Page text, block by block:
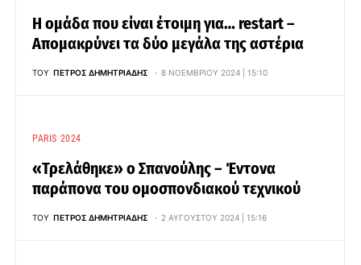
Η ομάδα που είναι έτοιμη για… restart –
Απομακρύνει τα δύο μεγάλα της αστέρια
ΤΟΥ ΠΈΤΡΟΣ ΔΗΜΗΤΡΙΆΔΗΣ 8 ΝΟΕΜΒΡΊΟΥ 2024 | 15:10
PARIS 2024
«Τρελάθηκε» ο Σπανούλης – Έντονα
παράπονα του ομοσπονδιακού τεχνικού
ΤΟΥ ΠΈΤΡΟΣ ΔΗΜΗΤΡΙΆΔΗΣ 2 ΑΥΓΟΎΣΤΟΥ 2024 | 15:16